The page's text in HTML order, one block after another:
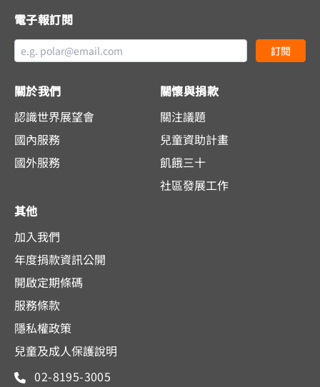
電子報訂閱
訂閱
關於我們
認識世界展望會
國內服務
國外服務
關懷與捐款
關注議題
兒童資助計畫
飢餓三十
社區發展工作
其他
加入我們
年度捐款資訊公開
開啟定期條碼
服務條款
隱私權政策
兒童及成人保護說明
02-8195-3005